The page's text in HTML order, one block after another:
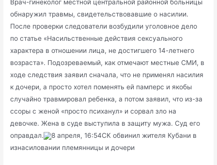
Врач-гинеколог местной центральной районной больницы
обнаружил травмы, свидетельствовавшие о насилии.
После проверки следователи возбудили уголовное дело
по статье «Насильственные действия сексуального
характера в отношении лица, не достигшего 14-летнего
возраста». Подозреваемый, как отмечают местные СМИ, в
ходе следствия заявил сначала, что не применял насилия
к дочери, а просто хотел поменять ей памперс и якобы
случайно травмировал ребенка, а потом заявил, что из-за
ссоры с женой «просто психанул» и сорвал зло на
девочке. Жена в суде выступила в защиту мужа. Суд его
оправдал.
8 апреля, 16:54СК обвинил жителя Кубани в
изнасиловании племянницы и дочери